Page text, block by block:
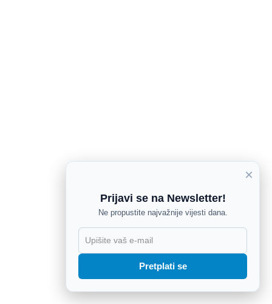
×
Prijavi se na Newsletter!
Ne propustite najvažnije vijesti dana.
Pretplati se